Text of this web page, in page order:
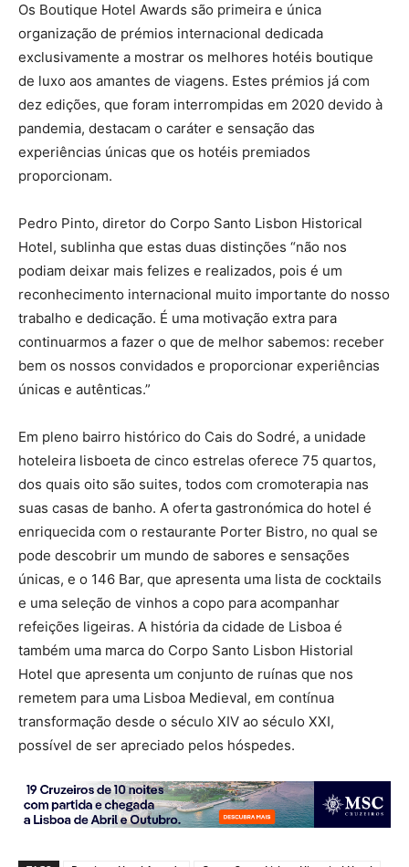
Os Boutique Hotel Awards são primeira e única
organização de prémios internacional dedicada
exclusivamente a mostrar os melhores hotéis boutique
de luxo aos amantes de viagens. Estes prémios já com
dez edições, que foram interrompidas em 2020 devido à
pandemia, destacam o caráter e sensação das
experiências únicas que os hotéis premiados
proporcionam.
Pedro Pinto, diretor do Corpo Santo Lisbon Historical
Hotel, sublinha que estas duas distinções “não nos
podiam deixar mais felizes e realizados, pois é um
reconhecimento internacional muito importante do nosso
trabalho e dedicação. É uma motivação extra para
continuarmos a fazer o que de melhor sabemos: receber
bem os nossos convidados e proporcionar experiências
únicas e autênticas.”
Em pleno bairro histórico do Cais do Sodré, a unidade
hoteleira lisboeta de cinco estrelas oferece 75 quartos,
dos quais oito são suites, todos com cromoterapia nas
suas casas de banho. A oferta gastronómica do hotel é
enriquecida com o restaurante Porter Bistro, no qual se
pode descobrir um mundo de sabores e sensações
únicas, e o 146 Bar, que apresenta uma lista de cocktails
e uma seleção de vinhos a copo para acompanhar
refeições ligeiras. A história da cidade de Lisboa é
também uma marca do Corpo Santo Lisbon Historial
Hotel que apresenta um conjunto de ruínas que nos
remetem para uma Lisboa Medieval, em contínua
transformação desde o século XIV ao século XXI,
possível de ser apreciado pelos hóspedes.